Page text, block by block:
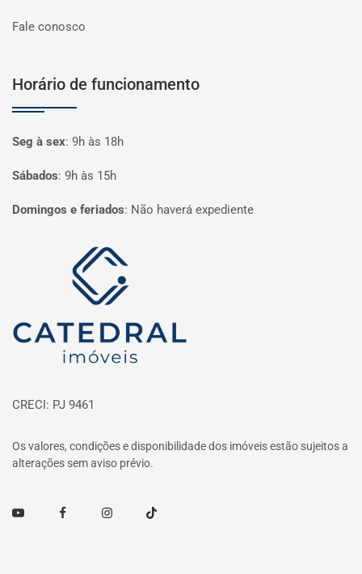
Fale conosco
Horário de funcionamento
Seg à sex: 9h às 18h
Sábados: 9h às 15h
Domingos e feriados: Não haverá expediente
Página inicial
CRECI: PJ 9461
Os valores, condições e disponibilidade dos imóveis estão sujeitos a
alterações sem aviso prévio.
Youtube FacebookInstagramTikTok